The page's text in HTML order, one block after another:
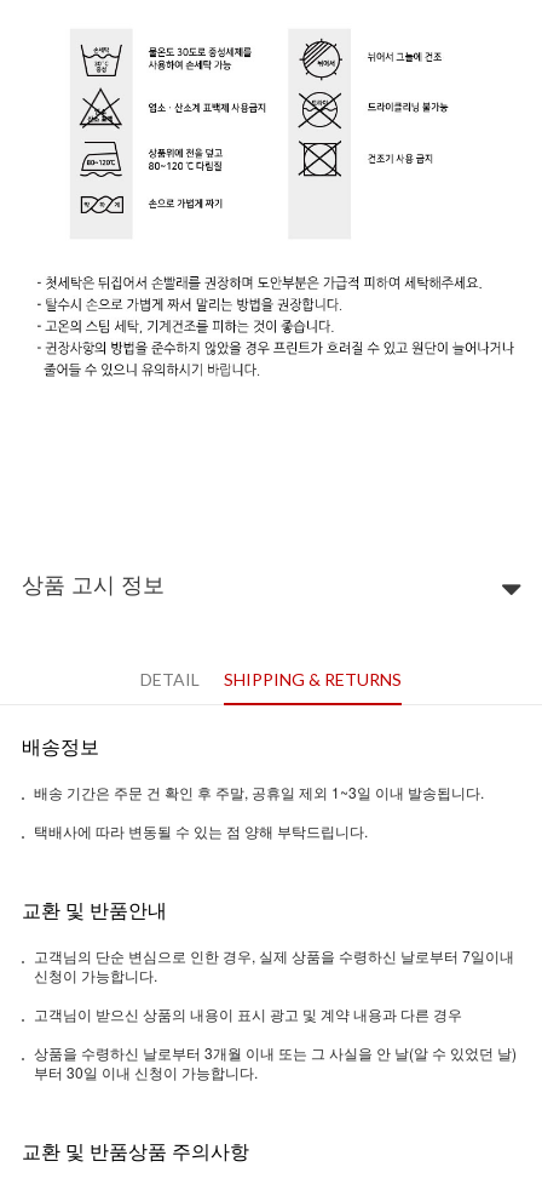
상품 고시 정보
DETAIL SHIPPING & RETURNS
배송정보
배송 기간은 주문 건 확인 후 주말, 공휴일 제외 1~3일 이내 발송됩니다.
택배사에 따라 변동될 수 있는 점 양해 부탁드립니다.
교환 및 반품안내
고객님의 단순 변심으로 인한 경우, 실제 상품을 수령하신 날로부터 7일이내
신청이 가능합니다.
고객님이 받으신 상품의 내용이 표시 광고 및 계약 내용과 다른 경우
상품을 수령하신 날로부터 3개월 이내 또는 그 사실을 안 날(알 수 있었던 날)
부터 30일 이내 신청이 가능합니다.
교환 및 반품상품 주의사항